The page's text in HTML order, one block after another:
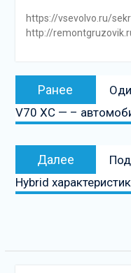
https://vsevolvo.ru/
http://
Навигация
записям
Ранее
V70 XC — –
Далее
Hybrid